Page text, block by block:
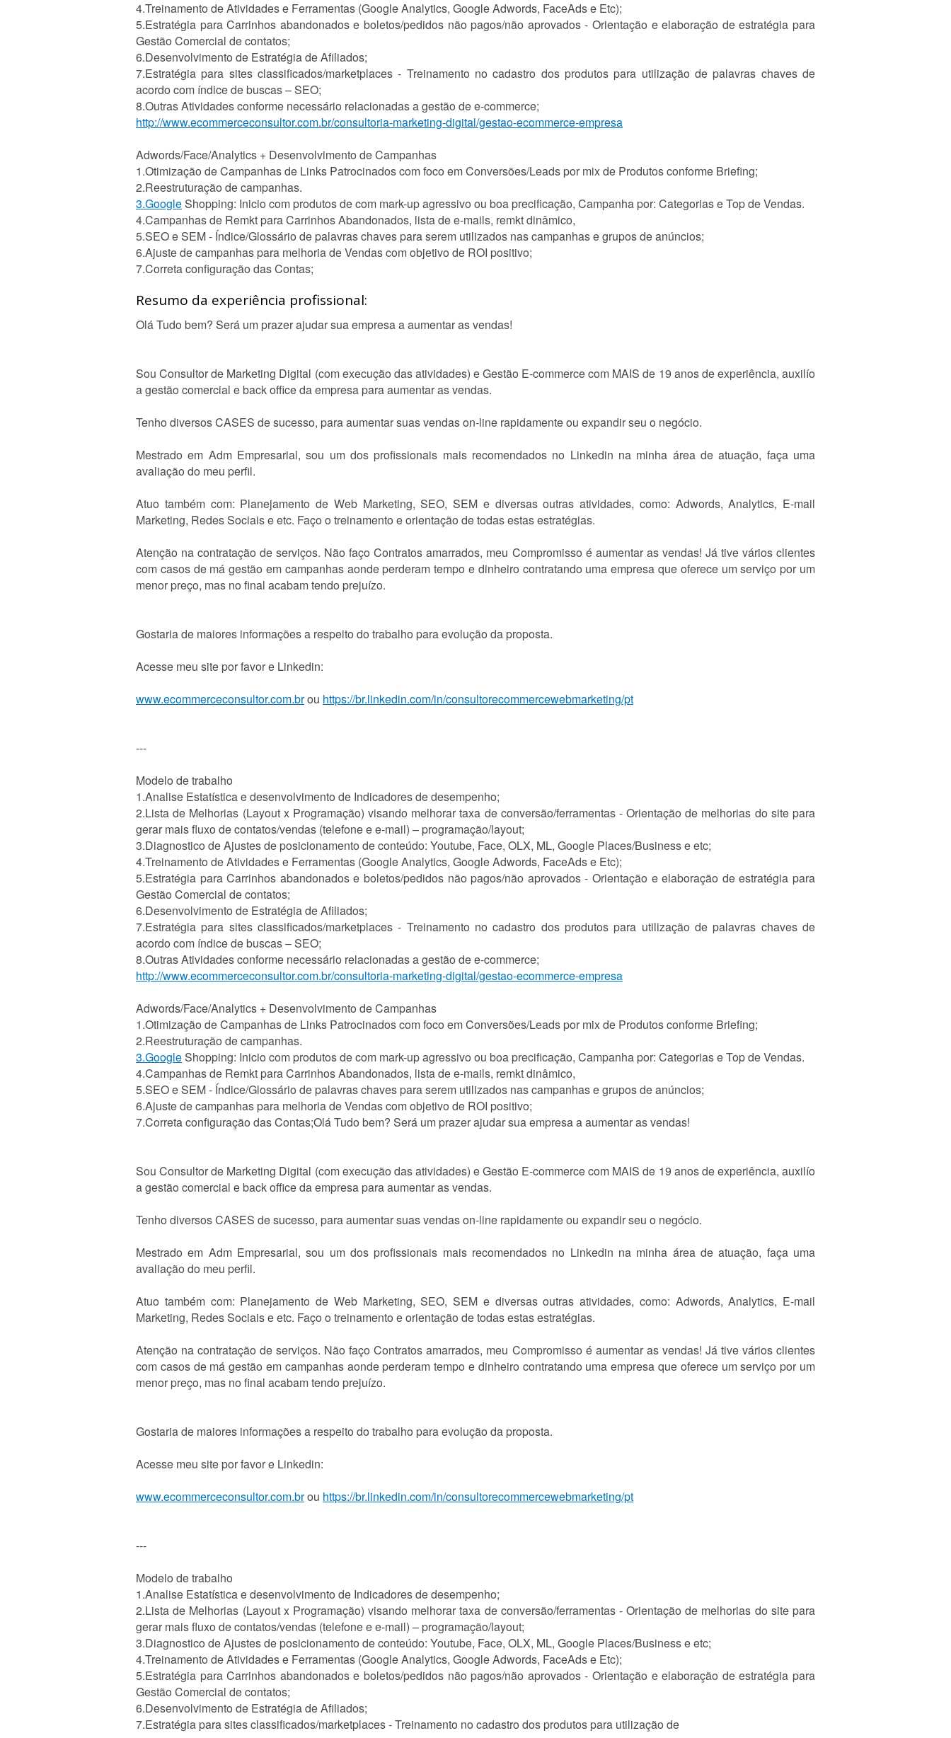
4.Treinamento de Atividades e Ferramentas (Google Analytics, Google Adwords, FaceAds e Etc);
5.Estratégia para Carrinhos abandonados e boletos/pedidos não pagos/não aprovados - Orientação e elaboração de estratégia para
Gestão Comercial de contatos;
6.Desenvolvimento de Estratégia de Afiliados;
7.Estratégia para sites classificados/marketplaces - Treinamento no cadastro dos produtos para utilização de palavras chaves de
acordo com índice de buscas – SEO;
8.Outras Atividades conforme necessário relacionadas a gestão de e-commerce;
http://www.ecommerceconsultor.com.br/consultoria-marketing-digital/gestao-ecommerce-empresa
Adwords/Face/Analytics + Desenvolvimento de Campanhas
1.Otimização de Campanhas de Links Patrocinados com foco em Conversões/Leads por mix de Produtos conforme Briefing;
2.Reestruturação de campanhas.
3.GoogleShopping: Inicio com produtos de com mark-up agressivo ou boa precificação, Campanha por: Categorias e Top de Vendas.
4.Campanhas de Remkt para Carrinhos Abandonados, lista de e-mails, remkt dinâmico,
5.SEO e SEM - Índice/Glossário de palavras chaves para serem utilizados nas campanhas e grupos de anúncios;
6.Ajuste de campanhas para melhoria de Vendas com objetivo de ROI positivo;
7.Correta configuração das Contas;
Resumo da experiência profissional:
Olá Tudo bem? Será um prazer ajudar sua empresa a aumentar as vendas!
Sou Consultor de Marketing Digital (com execução das atividades) e Gestão E-commerce com MAIS de 19 anos de experiência, auxilío
a gestão comercial e back office da empresa para aumentar as vendas.
Tenho diversos CASES de sucesso, para aumentar suas vendas on-line rapidamente ou expandir seu o negócio.
Mestrado em Adm Empresarial, sou um dos profissionais mais recomendados no Linkedin na minha área de atuação, faça uma
avaliação do meu perfil.
Atuo também com: Planejamento de Web Marketing, SEO, SEM e diversas outras atividades, como: Adwords, Analytics, E-mail
Marketing, Redes Sociais e etc. Faço o treinamento e orientação de todas estas estratégias.
Atenção na contratação de serviços. Não faço Contratos amarrados, meu Compromisso é aumentar as vendas! Já tive vários clientes
com casos de má gestão em campanhas aonde perderam tempo e dinheiro contratando uma empresa que oferece um serviço por um
menor preço, mas no final acabam tendo prejuízo.
Gostaria de maiores informações a respeito do trabalho para evolução da proposta.
Acesse meu site por favor e Linkedin:
www.ecommerceconsultor.com.brou https://br.linkedin.com/in/consultorecommercewebmarketing/pt
---
Modelo de trabalho
1.Analise Estatística e desenvolvimento de Indicadores de desempenho;
2.Lista de Melhorias (Layout x Programação) visando melhorar taxa de conversão/ferramentas - Orientação de melhorias do site para
gerar mais fluxo de contatos/vendas (telefone e e-mail) – programação/layout;
3.Diagnostico de Ajustes de posicionamento de conteúdo: Youtube, Face, OLX, ML, Google Places/Business e etc;
4.Treinamento de Atividades e Ferramentas (Google Analytics, Google Adwords, FaceAds e Etc);
5.Estratégia para Carrinhos abandonados e boletos/pedidos não pagos/não aprovados - Orientação e elaboração de estratégia para
Gestão Comercial de contatos;
6.Desenvolvimento de Estratégia de Afiliados;
7.Estratégia para sites classificados/marketplaces - Treinamento no cadastro dos produtos para utilização de palavras chaves de
acordo com índice de buscas – SEO;
8.Outras Atividades conforme necessário relacionadas a gestão de e-commerce;
http://www.ecommerceconsultor.com.br/consultoria-marketing-digital/gestao-ecommerce-empresa
Adwords/Face/Analytics + Desenvolvimento de Campanhas
1.Otimização de Campanhas de Links Patrocinados com foco em Conversões/Leads por mix de Produtos conforme Briefing;
2.Reestruturação de campanhas.
3.GoogleShopping: Inicio com produtos de com mark-up agressivo ou boa precificação, Campanha por: Categorias e Top de Vendas.
4.Campanhas de Remkt para Carrinhos Abandonados, lista de e-mails, remkt dinâmico,
5.SEO e SEM - Índice/Glossário de palavras chaves para serem utilizados nas campanhas e grupos de anúncios;
6.Ajuste de campanhas para melhoria de Vendas com objetivo de ROI positivo;
7.Correta configuração das Contas;Olá Tudo bem? Será um prazer ajudar sua empresa a aumentar as vendas!
Sou Consultor de Marketing Digital (com execução das atividades) e Gestão E-commerce com MAIS de 19 anos de experiência, auxilío
a gestão comercial e back office da empresa para aumentar as vendas.
Tenho diversos CASES de sucesso, para aumentar suas vendas on-line rapidamente ou expandir seu o negócio.
Mestrado em Adm Empresarial, sou um dos profissionais mais recomendados no Linkedin na minha área de atuação, faça uma
avaliação do meu perfil.
Atuo também com: Planejamento de Web Marketing, SEO, SEM e diversas outras atividades, como: Adwords, Analytics, E-mail
Marketing, Redes Sociais e etc. Faço o treinamento e orientação de todas estas estratégias.
Atenção na contratação de serviços. Não faço Contratos amarrados, meu Compromisso é aumentar as vendas! Já tive vários clientes
com casos de má gestão em campanhas aonde perderam tempo e dinheiro contratando uma empresa que oferece um serviço por um
menor preço, mas no final acabam tendo prejuízo.
Gostaria de maiores informações a respeito do trabalho para evolução da proposta.
Acesse meu site por favor e Linkedin:
www.ecommerceconsultor.com.brou https://br.linkedin.com/in/consultorecommercewebmarketing/pt
---
Modelo de trabalho
1.Analise Estatística e desenvolvimento de Indicadores de desempenho;
2.Lista de Melhorias (Layout x Programação) visando melhorar taxa de conversão/ferramentas - Orientação de melhorias do site para
gerar mais fluxo de contatos/vendas (telefone e e-mail) – programação/layout;
3.Diagnostico de Ajustes de posicionamento de conteúdo: Youtube, Face, OLX, ML, Google Places/Business e etc;
4.Treinamento de Atividades e Ferramentas (Google Analytics, Google Adwords, FaceAds e Etc);
5.Estratégia para Carrinhos abandonados e boletos/pedidos não pagos/não aprovados - Orientação e elaboração de estratégia para
Gestão Comercial de contatos;
6.Desenvolvimento de Estratégia de Afiliados;
7.Estratégia para sites classificados/marketplaces - Treinamento no cadastro dos produtos para utilização de